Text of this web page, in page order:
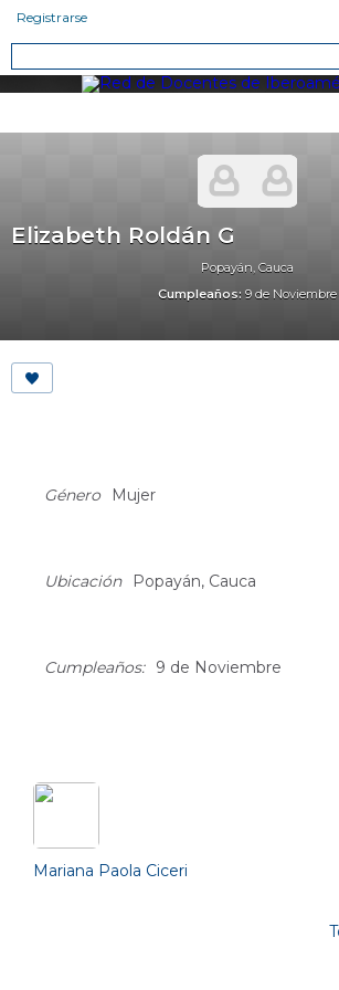
Registrarse
Elizabeth Roldán G
Popayán, Cauca
Cumpleaños: 9 de Noviembre
Género
Mujer
Ubicación Popayán, Cauca
Cumpleaños: 9 de Noviembre
Mariana Paola Ciceri